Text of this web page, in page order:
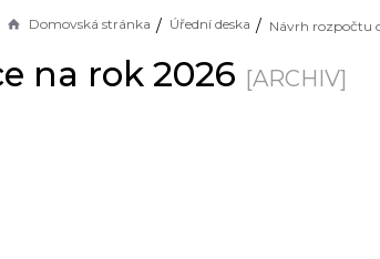
Domovská stránka Úřední deska
na rok 2026 [ARCHIV]